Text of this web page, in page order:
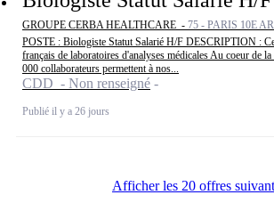
GROUPE CERBA HEALTHCARE - 75 - PARIS 10E
POSTE : Biologiste Statut Salarié H/F DESCRIPTION :
français de laboratoires d'analyses médicales Au coeur de
000 collaborateurs permettent à nos...
CDD - Non renseigné
Publié il y a 26 jours
Afficher les 20 offres